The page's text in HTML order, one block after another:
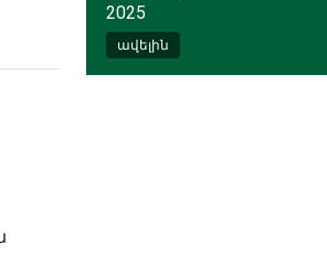
2025
ավելին